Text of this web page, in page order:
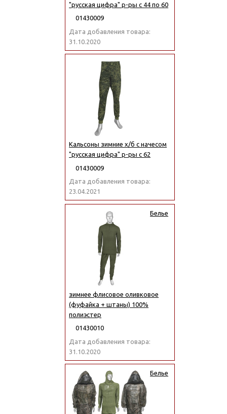
"русская цифра" р-ры с 44 по 60
01430009
Дата добавления товара:
31.10.2020
Кальсоны зимние х/б с начесом
"русская цифра" р-ры с 62
01430009
Дата добавления товара:
23.04.2021
Белье
зимнее флисовое оливковое
(фуфайка + штаны) 100%
полиэстер
01430010
Дата добавления товара:
31.10.2020
Белье